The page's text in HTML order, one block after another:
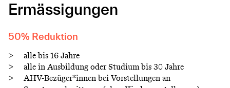
Ermässigungen
50% Reduktion
alle bis 16 Jahre
alle in Ausbildung oder Studium bis 30 Jahre
AHV-Bezüger*innen bei Vorstellungen an